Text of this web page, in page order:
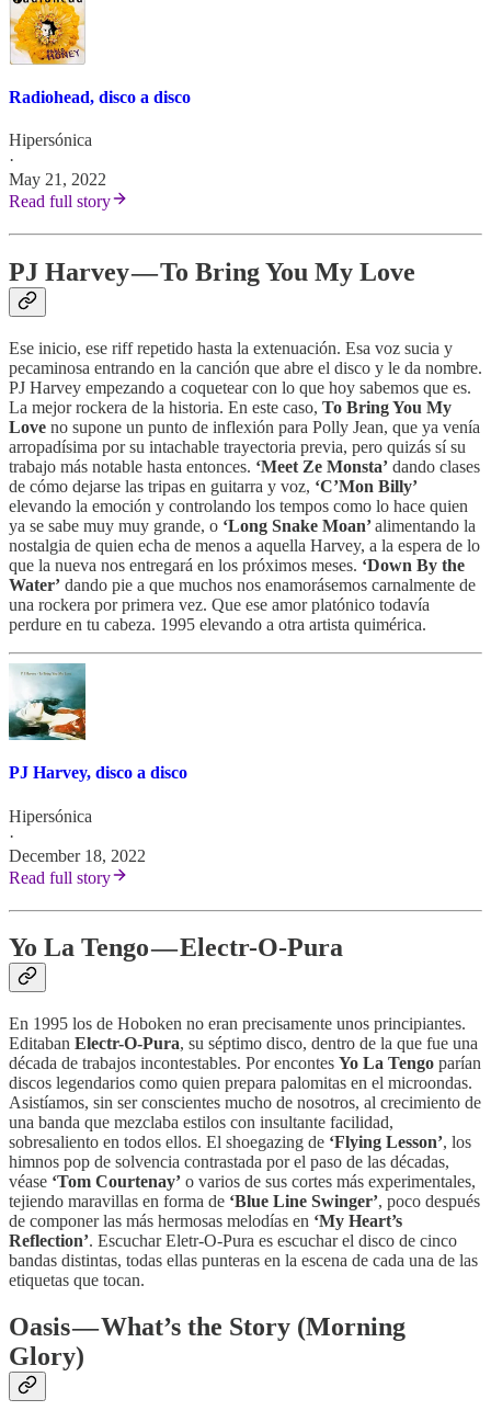
Radiohead, disco a disco
Hipersónica
·
May 21, 2022
Read full story
PJ Harvey — To Bring You My Love
Ese inicio, ese riff repetido hasta la extenuación. Esa voz sucia y
pecaminosa entrando en la canción que abre el disco y le da nombre.
PJ Harvey empezando a coquetear con lo que hoy sabemos que es.
La mejor rockera de la historia. En este caso, To Bring You My
Love no supone un punto de inflexión para Polly Jean, que ya venía
arropadísima por su intachable trayectoria previa, pero quizás sí su
trabajo más notable hasta entonces. ‘Meet Ze Monsta’ dando clases
de cómo dejarse las tripas en guitarra y voz, ‘C’Mon Billy’
elevando la emoción y controlando los tempos como lo hace quien
ya se sabe muy muy grande, o ‘Long Snake Moan’alimentando la
nostalgia de quien echa de menos a aquella Harvey, a la espera de lo
que la nueva nos entregará en los próximos meses. ‘Down By the
Water’ dando pie a que muchos nos enamorásemos carnalmente de
una rockera por primera vez. Que ese amor platónico todavía
perdure en tu cabeza. 1995 elevando a otra artista quimérica.
PJ Harvey, disco a disco
Hipersónica
·
December 18, 2022
Read full story
Yo La Tengo — Electr-O-Pura
En 1995 los de Hoboken no eran precisamente unos principiantes.
Editaban Electr-O-Pura, su séptimo disco, dentro de la que fue una
década de trabajos incontestables. Por encontes Yo La Tengo parían
discos legendarios como quien prepara palomitas en el microondas.
Asistíamos, sin ser conscientes mucho de nosotros, al crecimiento de
una banda que mezclaba estilos con insultante facilidad,
sobresaliento en todos ellos. El shoegazing de ‘Flying Lesson’, los
himnos pop de solvencia contrastada por el paso de las décadas,
véase ‘Tom Courtenay’ o varios de sus cortes más experimentales,
tejiendo maravillas en forma de ‘Blue Line Swinger’, poco después
de componer las más hermosas melodías en ‘My Heart’s
Reflection’. Escuchar Eletr-O-Pura es escuchar el disco de cinco
bandas distintas, todas ellas punteras en la escena de cada una de las
etiquetas que tocan.
Oasis — What’s the Story (Morning
Glory)